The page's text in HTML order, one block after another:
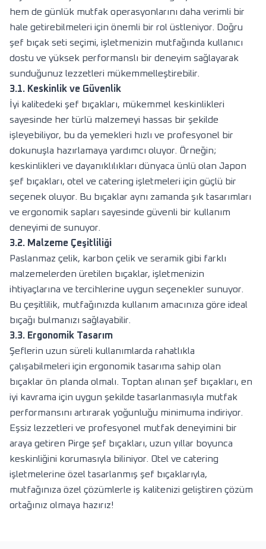
hem de günlük mutfak operasyonlarını daha verimli bir
hale getirebilmeleri için önemli bir rol üstleniyor. Doğru
şef bıçak seti seçimi, işletmenizin mutfağında kullanıcı
dostu ve yüksek performanslı bir deneyim sağlayarak
sunduğunuz lezzetleri mükemmelleştirebilir.
3.1. Keskinlik ve Güvenlik
İyi kalitedeki şef bıçakları, mükemmel keskinlikleri
sayesinde her türlü malzemeyi hassas bir şekilde
işleyebiliyor, bu da yemekleri hızlı ve profesyonel bir
dokunuşla hazırlamaya yardımcı oluyor. Örneğin;
keskinlikleri ve dayanıklılıkları dünyaca ünlü olan Japon
şef bıçakları, otel ve catering işletmeleri için güçlü bir
seçenek oluyor. Bu bıçaklar aynı zamanda şık tasarımları
ve ergonomik sapları sayesinde güvenli bir kullanım
deneyimi de sunuyor.
3.2. Malzeme Çeşitliliği
Paslanmaz çelik, karbon çelik ve seramik gibi farklı
malzemelerden üretilen bıçaklar, işletmenizin
ihtiyaçlarına ve tercihlerine uygun seçenekler sunuyor.
Bu çeşitlilik, mutfağınızda kullanım amacınıza göre ideal
bıçağı bulmanızı sağlayabilir.
3.3. Ergonomik Tasarım
Şeflerin uzun süreli kullanımlarda rahatlıkla
çalışabilmeleri için ergonomik tasarıma sahip olan
bıçaklar ön planda olmalı. Toptan alınan şef bıçakları, en
iyi kavrama için uygun şekilde tasarlanmasıyla mutfak
performansını artırarak yoğunluğu minimuma indiriyor.
Eşsiz lezzetleri ve profesyonel mutfak deneyimini bir
araya getiren Pirge şef bıçakları, uzun yıllar boyunca
keskinliğini korumasıyla biliniyor. Otel ve catering
işletmelerine özel tasarlanmış şef bıçaklarıyla,
mutfağınıza özel çözümlerle iş kalitenizi geliştiren çözüm
ortağınız olmaya hazırız!